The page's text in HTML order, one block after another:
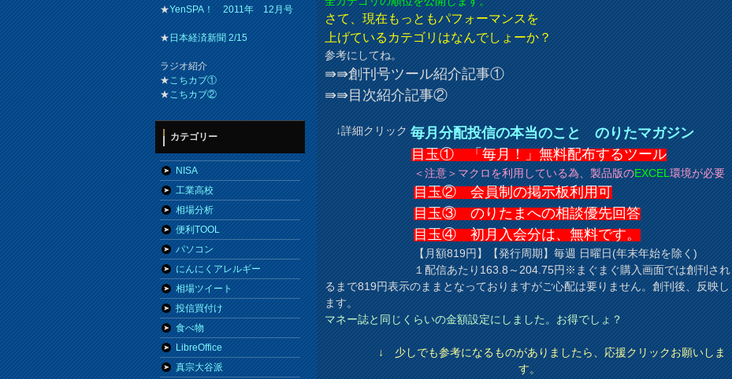
さて、現在もっともパフォーマンスを
上げているカテゴリはなんでしょーか？
参考にしてね。
⇛⇛創刊号ツール紹介記事①
⇛⇛目次紹介記事②
↓詳細クリック 毎月分配投信の本当のこと のりたマガジン
目玉① 「毎月！」無料配布するツール
＜注意＞マクロを利用している為、製品版のEXCEL環境が必要
目玉② 会員制の掲示板利用可
目玉③ のりたまへの相談優先回答
目玉④ 初月入会分は、無料です。
【月額819円】【発行周期】毎週 日曜日(年末年始を除く)
１配信あたり163.8～204.75円※まぐまぐ購入画面では創刊され
るまで819円表示のままとなっておりますがご心配は要りません。創刊後、反映し
ます。
マネー誌と同じくらいの金額設定にしました。お得でしょ？
↓ 少しでも参考になるものがありましたら、応援クリックお願いしま
す。
★YenSPA！ 2011年 12月号
★日本経済新聞 2/15
ラジオ紹介
★こちカブ①
★こちカブ②
カテゴリー
NISA
工業高校
相場分析
便利TOOL
パソコン
にんにくアレルギー
相場ツイート
投信買付け
食べ物
LibreOffice
真宗大谷派